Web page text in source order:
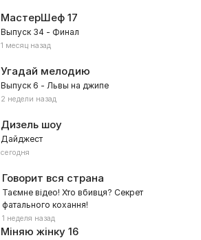
МастерШеф17
Выпуск 34 - Финал
1 месяц назад
Угадай мелодию
Выпуск 6 - Львы на джипе
2 недели назад
Дизель шоу
Дайджест
сегодня
Говорит вся страна
Таємне відео! Хто вбивця? Секрет
фатального кохання!
1 неделя назад
Міняю жінку16